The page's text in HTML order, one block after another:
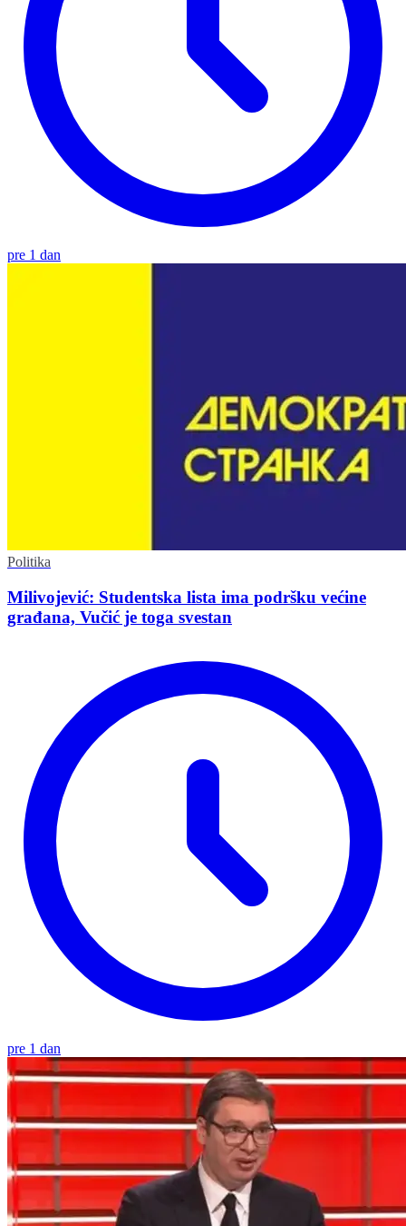
pre 1 dan
Politika
Milivojević: Studentska lista ima podršku većine
građana, Vučić je toga svestan
pre 1 dan